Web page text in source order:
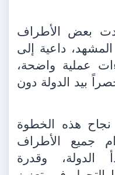
بعض الأطراف
داعية إلى
عملية واضحة،
بيد الدولة دون
هذه الخطوة
جميع الأطراف
الدولة، وقدرة